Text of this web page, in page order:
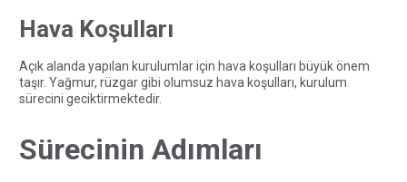
Hava Koşulları
Açık alanda yapılan kurulumlar için hava koşulları büyük önem
taşır. Yağmur, rüzgar gibi olumsuz hava koşulları, kurulum
sürecini geciktirmektedir.
Sürecinin Adımları